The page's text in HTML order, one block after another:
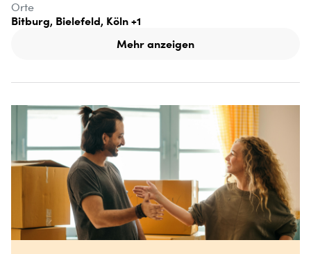
Orte
Bitburg, Bielefeld, Köln +1
Mehr anzeigen